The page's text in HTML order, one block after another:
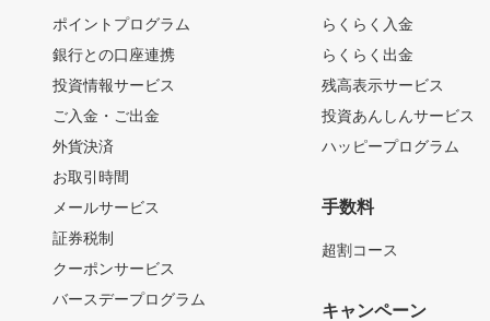
ポイントプログラム
銀行との口座連携
投資情報サービス
ご入金・ご出金
外貨決済
お取引時間
メールサービス
証券税制
クーポンサービス
バースデープログラム
らくらく入金
らくらく出金
残高表示サービス
投資あんしんサービス
ハッピープログラム
手数料
超割コース
キャンペーン